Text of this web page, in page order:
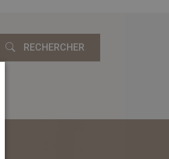
RECHERCHER